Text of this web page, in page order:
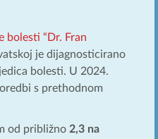
bolesti “Dr. Fran
je dijagnosticirano
bolesti. U 2024.
s prethodnom
od približno 2,3 na